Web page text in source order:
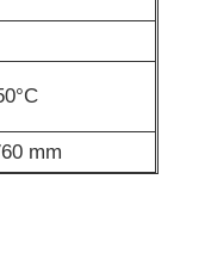
mm